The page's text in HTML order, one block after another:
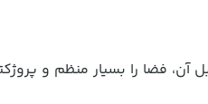
فضا را بسیار منظم و